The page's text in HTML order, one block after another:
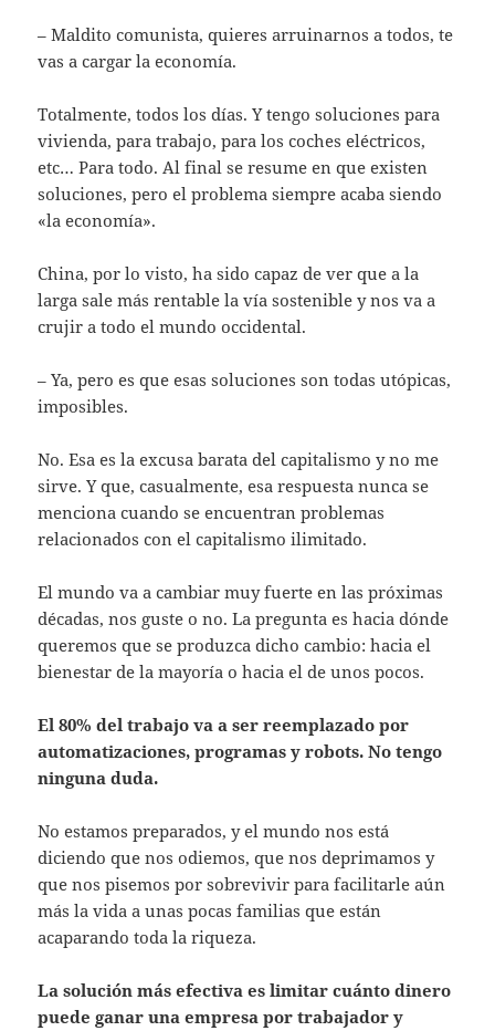
– Maldito comunista, quieres arruinarnos a todos, te
vas a cargar la economía.
Totalmente, todos los días. Y tengo soluciones para
vivienda, para trabajo, para los coches eléctricos,
etc… Para todo. Al final se resume en que existen
soluciones, pero el problema siempre acaba siendo
«la economía».
China, por lo visto, ha sido capaz de ver que a la
larga sale más rentable la vía sostenible y nos va a
crujir a todo el mundo occidental.
– Ya, pero es que esas soluciones son todas utópicas,
imposibles.
No. Esa es la excusa barata del capitalismo y no me
sirve. Y que, casualmente, esa respuesta nunca se
menciona cuando se encuentran problemas
relacionados con el capitalismo ilimitado.
El mundo va a cambiar muy fuerte en las próximas
décadas, nos guste o no. La pregunta es hacia dónde
queremos que se produzca dicho cambio: hacia el
bienestar de la mayoría o hacia el de unos pocos.
El 80% del trabajo va a ser reemplazado por
automatizaciones, programas y robots. No tengo
ninguna duda.
No estamos preparados, y el mundo nos está
diciendo que nos odiemos, que nos deprimamos y
que nos pisemos por sobrevivir para facilitarle aún
más la vida a unas pocas familias que están
acaparando toda la riqueza.
La solución más efectiva es limitar cuánto dinero
puede ganar una empresa por trabajador y